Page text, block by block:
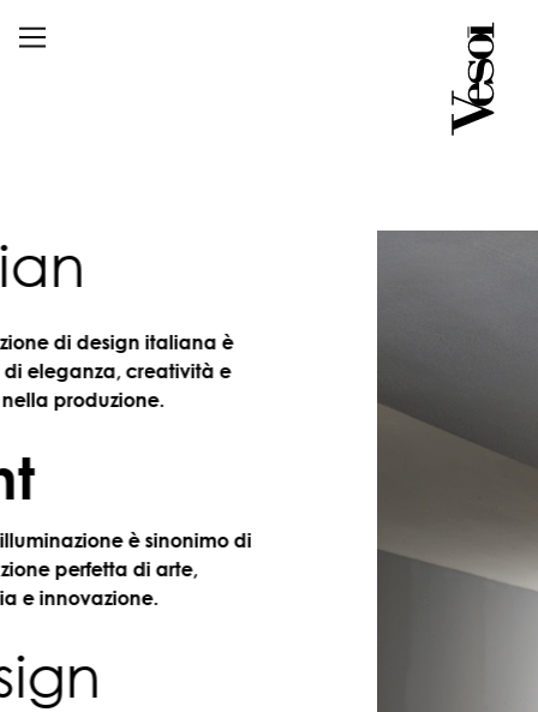
di design italiana è
creatività e
produzione.
è sinonimo di
perfetta di arte,